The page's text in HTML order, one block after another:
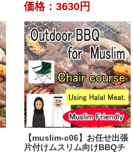
価格：3630円
【muslim-c06】お任せ出張
片付けムスリム向けBBQチ